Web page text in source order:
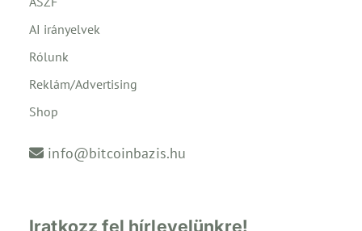
AI irányelvek
Rólunk
Reklám/Advertising
Shop
info@bitcoinbazis.hu
Iratkozz fel hírlevelünkre!